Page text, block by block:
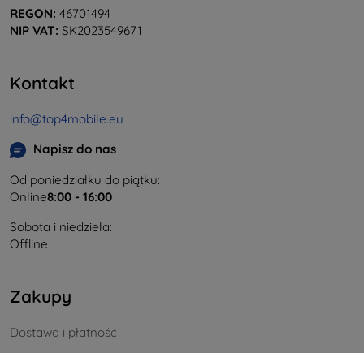
REGON: 46701494
NIP VAT: SK2023549671
Kontakt
info@top4mobile.eu
Napisz do nas
Od poniedziałku do piątku:
Online8:00 - 16:00
Sobota i niedziela:
Offline
Zakupy
Dostawa i płatność